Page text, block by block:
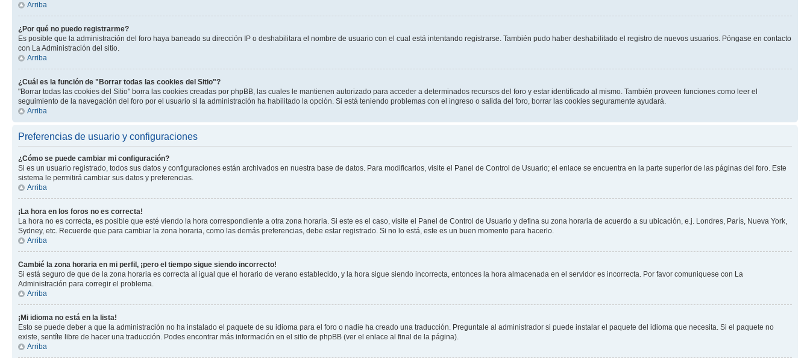
Arriba
¿Por qué no puedo registrarme?
Es posible que la administración del foro haya baneado su dirección IP o deshabilitara el nombre de usuario con el cual está intentando registrarse. También pudo haber deshabilitado el registro de nuevos usuarios. Póngase en contacto
con La Administración del sitio.
Arriba
¿Cuál es la función de "Borrar todas las cookies del Sitio"?
"Borrar todas las cookies del Sitio" borra las cookies creadas por phpBB, las cuales le mantienen autorizado para acceder a determinados recursos del foro y estar identificado al mismo. También proveen funciones como leer el
seguimiento de la navegación del foro por el usuario si la administración ha habilitado la opción. Si está teniendo problemas con el ingreso o salida del foro, borrar las cookies seguramente ayudará.
Arriba
Preferencias de usuario y configuraciones
¿Cómo se puede cambiar mi configuración?
Si es un usuario registrado, todos sus datos y configuraciones están archivados en nuestra base de datos. Para modificarlos, visite el Panel de Control de Usuario; el enlace se encuentra en la parte superior de las páginas del foro. Este
sistema le permitirá cambiar sus datos y preferencias.
Arriba
¡La hora en los foros no es correcta!
La hora no es correcta, es posible que esté viendo la hora correspondiente a otra zona horaria. Si este es el caso, visite el Panel de Control de Usuario y defina su zona horaria de acuerdo a su ubicación, e.j. Londres, París, Nueva York,
Sydney, etc. Recuerde que para cambiar la zona horaria, como las demás preferencias, debe estar registrado. Si no lo está, este es un buen momento para hacerlo.
Arriba
Cambié la zona horaria en mi perfil, ¡pero el tiempo sigue siendo incorrecto!
Si está seguro de que de la zona horaria es correcta al igual que el horario de verano establecido, y la hora sigue siendo incorrecta, entonces la hora almacenada en el servidor es incorrecta. Por favor comuniquese con La
Administración para corregir el problema.
Arriba
¡Mi idioma no está en la lista!
Esto se puede deber a que la administración no ha instalado el paquete de su idioma para el foro o nadie ha creado una traducción. Preguntale al administrador si puede instalar el paquete del idioma que necesita. Si el paquete no
existe, sentíte libre de hacer una traducción. Podes encontrar más información en el sitio de phpBB (ver el enlace al final de la página).
Arriba